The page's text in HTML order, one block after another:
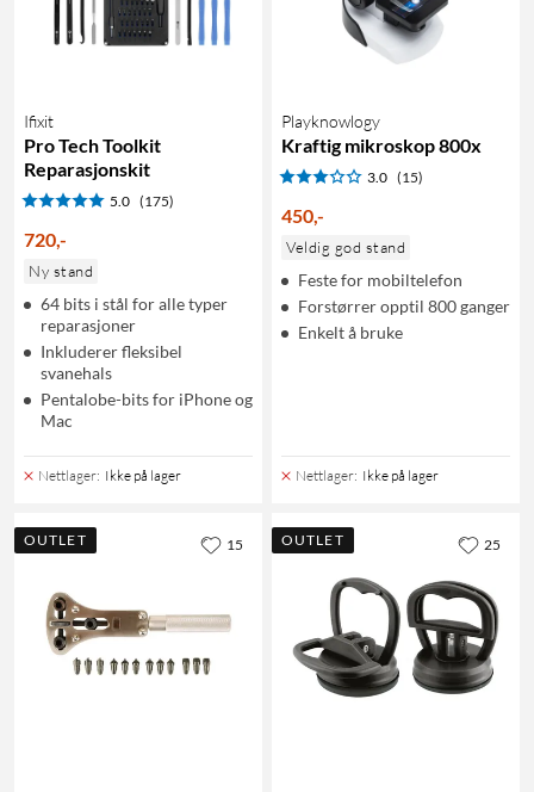
Ifixit
Pro Tech Toolkit
Reparasjonskit
5.0 (175)
720,-
Ny stand
64 bits i stål for alle typer
reparasjoner
Inkluderer fleksibel
svanehals
Pentalobe-bits for iPhone og
Mac
Nettlager: Ikke på lager
Playknowlogy
Kraftig mikroskop 800x
3.0 (15)
450,-
Veldig god stand
Feste for mobiltelefon
Forstørrer opptil 800 ganger
Enkelt å bruke
Nettlager: Ikke på lager
OUTLET 15 OUTLET 25